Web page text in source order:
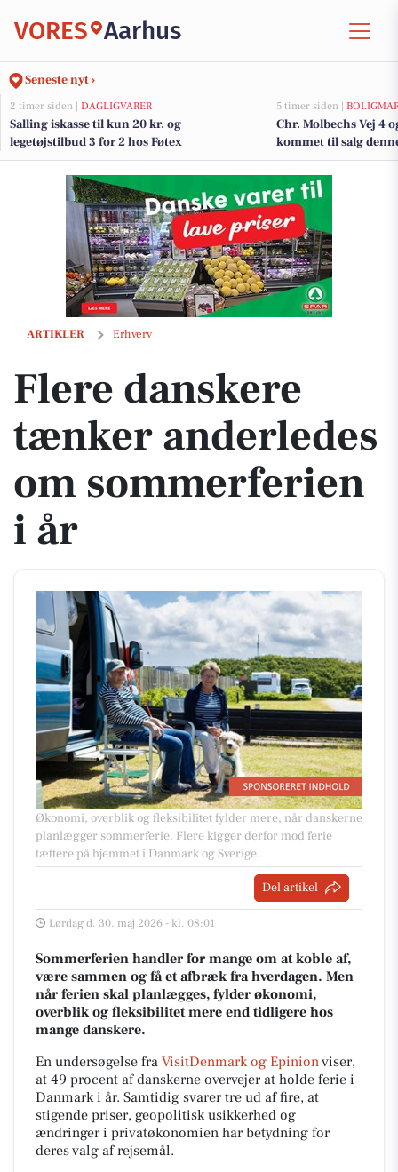
VORES Aarhus
Seneste nyt ›
2 timer siden | DAGLIGVARER
Salling iskasse til kun 20 kr. og
legetøjstilbud 3 for 2 hos Føtex
5 timer siden |
Chr. Molbechs Vej 4
kommet til salg
boligerne her.
ARTIKLER Erhverv
Flere danskere tænker anderledes om sommerferien i år
Flere danskere
tænker anderledes
om sommerferien
i år
Økonomi, overblik og fleksibilitet fylder mere, når danskerne
planlægger sommerferie. Flere kigger derfor mod ferie
tættere på hjemmet i Danmark og Sverige.
Del artikel
Lørdag d. 30. maj 2026 - kl. 08:01
Sommerferien handler for mange om at koble af,
være sammen og få et afbræk fra hverdagen. Men
når ferien skal planlægges, fylder økonomi,
overblik og fleksibilitet mere end tidligere hos
mange danskere.
En undersøgelse fra VisitDenmark og Epinionviser,
at 49 procent af danskerne overvejer at holde ferie i
Danmark i år. Samtidig svarer tre ud af fire, at
stigende priser, geopolitisk usikkerhed og
ændringer i privatøkonomien har betydning for
deres valg af rejsemål.